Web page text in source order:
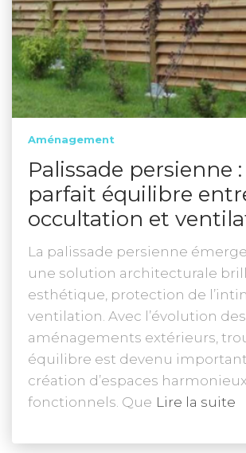
Aménagement
Palissade persienne :
parfait équilibre
occultation et
La palissade persienne
une solution architecturale
esthétique, protection de
ventilation. Avec l’évolution des
aménagements extérieurs,
équilibre est devenu
création d’espaces
fonctionnels. Que Lire la suite